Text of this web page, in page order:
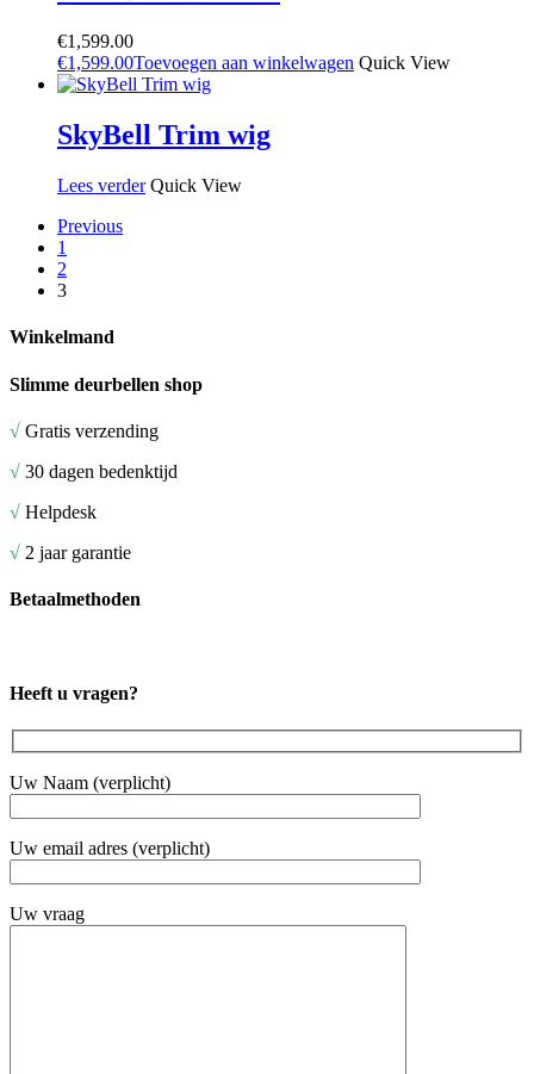
€1,599.00
€1,599.00Toevoegen aan winkelwagen Quick View
SkyBell Trim wig
Lees verder Quick View
Previous
1
2
3
Winkelmand
Slimme deurbellen shop
√ Gratis verzending
√ 30 dagen bedenktijd
√ Helpdesk
√ 2 jaar garantie
Betaalmethoden
Heeft u vragen?
Uw Naam (verplicht)
Uw email adres (verplicht)
Uw vraag